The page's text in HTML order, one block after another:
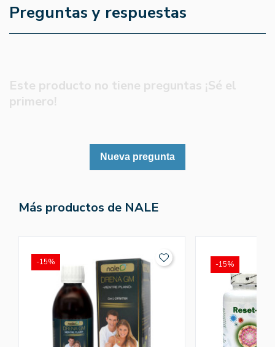
Preguntas y respuestas
Este producto no tiene preguntas ¡Sé el
primero!
Nueva pregunta
Más productos de NALE
-15% -15%